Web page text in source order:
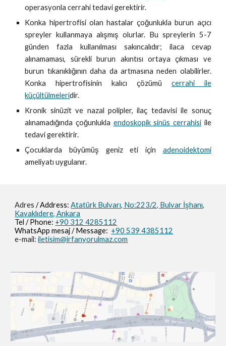
operasyonla cerrahi tedavi gerektirir.
Konka hipertrofisi olan hastalar çoğunlukla burun açıcı
spreyler kullanmaya alışmış olurlar. Bu spreylerin 5-7
günden fazla kullanılması sakıncalıdır; ilaca cevap
alınamaması, sürekli burun akıntısı ortaya çıkması ve
burun tıkanıklığının daha da artmasına neden olabilirler.
Konka hipertrofisinin kalıcı çözümü cerrahi ile
küçültülmeleridir.
Kronik sinüzit ve nazal polipler, ilaç tedavisi ile sonuç
alınamadığında çoğunlukla endoskopik sinüs cerrahisiile
tedavi gerektirir.
Çocuklarda büyümüş geniz eti için adenoidektomi
ameliyatı uygulanır.
Adres/ Address: Atatürk Bulvarı, No:223/2, Bulvar İşhanı,
Kavaklıdere, Ankara
Tel / Phone: +90 312 4285112
WhatsApp mesaj / Message: +90 539 4385112
e-mail:iletisim@irfanyorulmaz.com